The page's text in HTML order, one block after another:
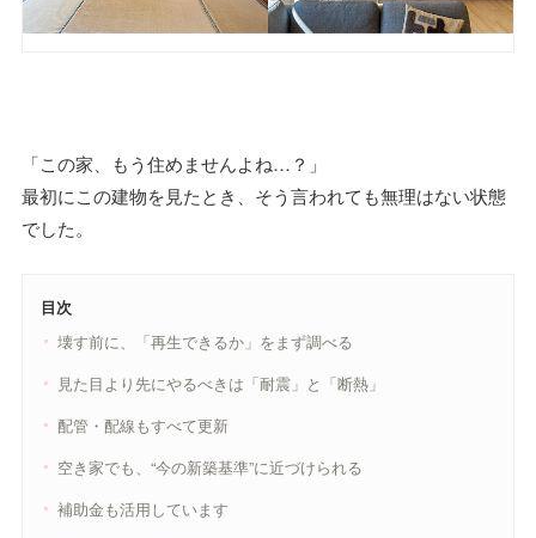
「この家、もう住めませんよね…？」
最初にこの建物を見たとき、そう言われても無理はない状態
でした。
目次
壊す前に、「再生できるか」をまず調べる
見た目より先にやるべきは「耐震」と「断熱」
配管・配線もすべて更新
空き家でも、“今の新築基準”に近づけられる
補助金も活用しています